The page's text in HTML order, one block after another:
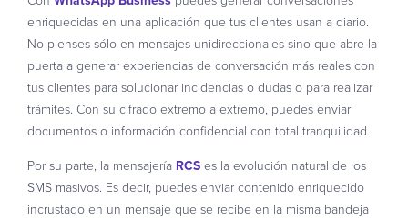
enriquecidas en una aplicación que tus clientes usan a diario.
No pienses sólo en mensajes unidireccionales sino que abre la
puerta a generar experiencias de conversación más reales con
tus clientes para solucionar incidencias o dudas o para realizar
trámites. Con su cifrado extremo a extremo, puedes enviar
documentos o información confidencial con total tranquilidad.
Por su parte, la mensajería RCSes la evolución natural de los
SMS masivos. Es decir, puedes enviar contenido enriquecido
incrustado en un mensaje que se recibe en la misma bandeja